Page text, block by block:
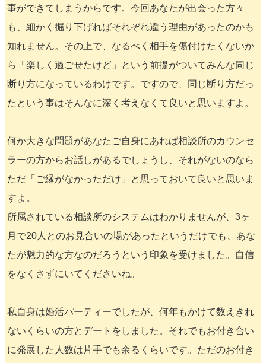
事ができてしまうからです。今回あなたが出会った方々
も、細かく掘り下げればそれぞれ違う理由があったのかも
知れません。その上で、なるべく相手を傷付けたくないか
ら「楽しく過ごせたけど」という前提がついてみんな同じ
断り方になっているわけです。ですので、同じ断り方だっ
たという事はそんなに深く考えなくて良いと思いますよ。
何か大きな問題があなたご自身にあれば相談所のカウンセ
ラーの方からお話しがあるでしょうし、それがないのなら
ただ「ご縁がなかっただけ」と思っておいて良いと思いま
すよ。
所属されている相談所のシステムはわかりませんが、3ヶ
月で20人とのお見合いの場があったというだけでも、あな
たが魅力的な方なのだろうという印象を受けました。自信
をなくさずにいてくださいね。
私自身は婚活パーティーでしたが、何年もかけて数えきれ
ないくらいの方とデートをしました。それでもお付き合い
に発展した人数は片手でも余るくらいです。ただのお付き